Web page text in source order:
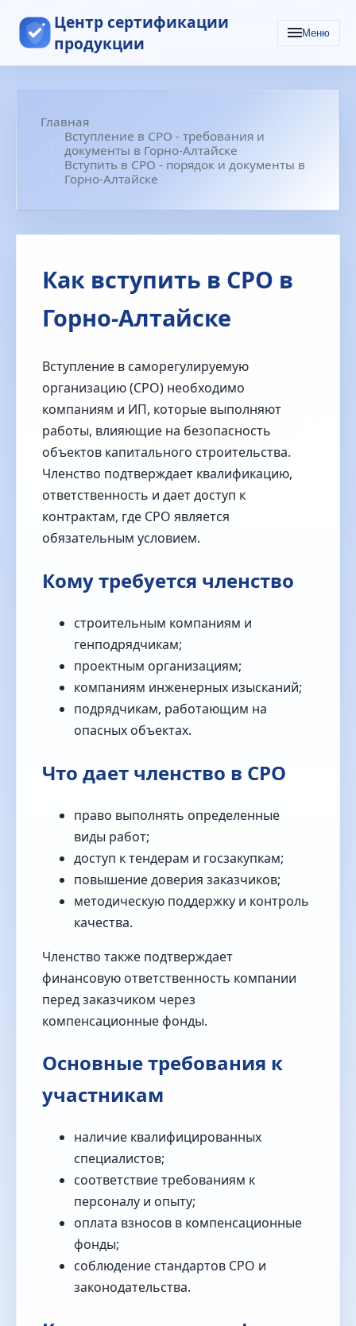
Центр сертификации
продукции
Меню
Главная
Вступление в СРО - требования и
документы в Горно-Алтайске
Вступить в СРО - порядок и документы в
Горно-Алтайске
Как вступить в СРО в
Горно-Алтайске
Вступление в саморегулируемую
организацию (СРО) необходимо
компаниям и ИП, которые выполняют
работы, влияющие на безопасность
объектов капитального строительства.
Членство подтверждает квалификацию,
ответственность и дает доступ к
контрактам, где СРО является
обязательным условием.
Кому требуется членство
строительным компаниям и
генподрядчикам;
проектным организациям;
компаниям инженерных изысканий;
подрядчикам, работающим на
опасных объектах.
Что дает членство в СРО
право выполнять определенные
виды работ;
доступ к тендерам и госзакупкам;
повышение доверия заказчиков;
методическую поддержку и контроль
качества.
Членство также подтверждает
финансовую ответственность компании
перед заказчиком через
компенсационные фонды.
Основные требования к
участникам
наличие квалифицированных
специалистов;
соответствие требованиям к
персоналу и опыту;
оплата взносов в компенсационные
фонды;
соблюдение стандартов СРО и
законодательства.